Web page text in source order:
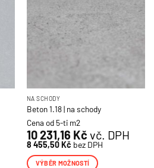
NA SCHODY
Beton 1.18 | na schody
Cena od 5-ti m2
10 231,16 Kč vč. DPH
8 455,50Kč bez DPH
VÝBĚR MOŽNOSTÍ